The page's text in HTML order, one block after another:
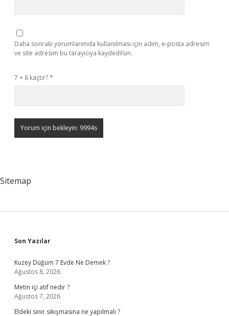
Daha sonraki yorumlarımda kullanılması için adım, e-posta adresim
ve site adresim bu tarayıcıya kaydedilsin.
7 + 8 kaçtır?*
Sitemap
Sidebar
Son Yazılar
Kuzey Düğüm 7 Evde Ne Demek ?
Ağustos 8, 2026
Metin içi atıf nedir ?
Ağustos 7, 2026
Eldeki sinir sıkışmasına ne yapılmalı ?